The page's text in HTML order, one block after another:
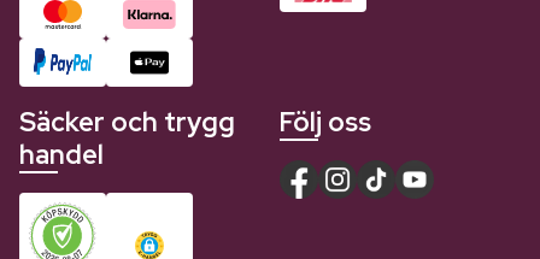
Säcker och trygg
handel
Följ oss